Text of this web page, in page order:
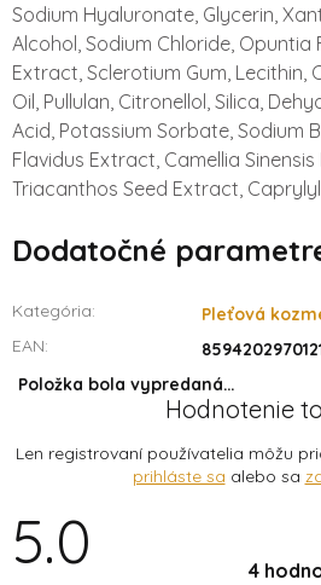
Sodium Hyaluronate, Glycerin,
Alcohol, Sodium Chloride, Opuntia
Extract, Sclerotium Gum, Lecithin,
Oil, Pullulan, Citronellol, Silica,
Acid, Potassium Sorbate, Sodium
Flavidus Extract, Camellia
Triacanthos Seed Extract,
Dodatočné
Kategória:
Pleťová
EAN:
Položka bola vypredaná…
Hodnotenie
Len registrovaní používatelia môžu
prihláste sa alebo sa
5.0 4